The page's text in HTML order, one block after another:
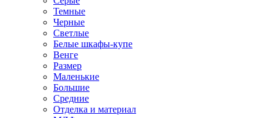
Темные
Черные
Светлые
Белые шкафы-купе
Венге
Размер
Маленькие
Большие
Средние
Отделка и материал